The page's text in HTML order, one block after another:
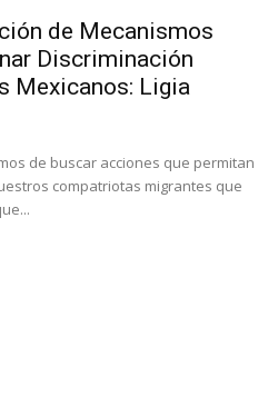
de Mecanismos
Discriminación
Mexicanos: Ligia
de buscar acciones que permitan
compatriotas migrantes que